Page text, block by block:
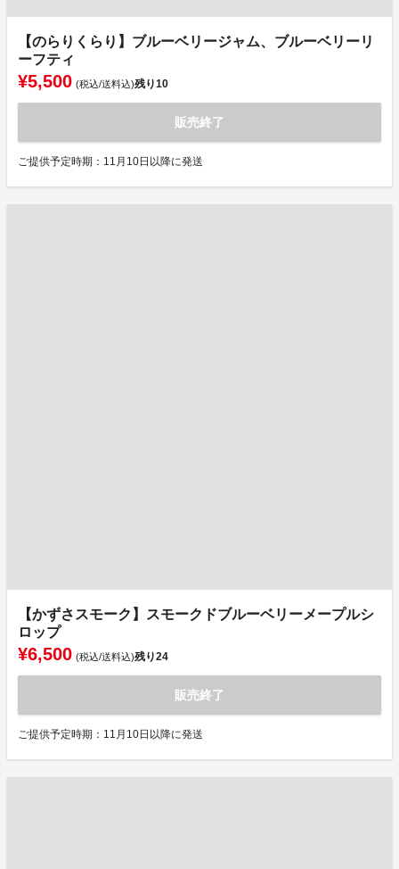
【のらりくらり】ブルーベリージャム、ブルーベリーリ
ーフティ
¥5,500 (税込/送料込)残り10
販売終了
ご提供予定時期：11月10日以降に発送
【かずさスモーク】スモークドブルーベリーメープルシ
ロップ
¥6,500 (税込/送料込)残り24
販売終了
ご提供予定時期：11月10日以降に発送